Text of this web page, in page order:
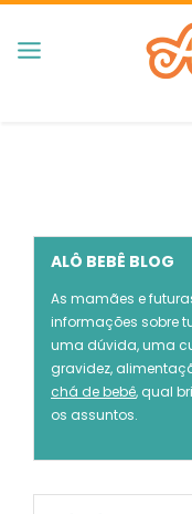
ALÔ BEBÊ BLOG
As mamães e
informações sobre
uma dúvida, uma
gravidez,
chá de bebê, qual
os assuntos.